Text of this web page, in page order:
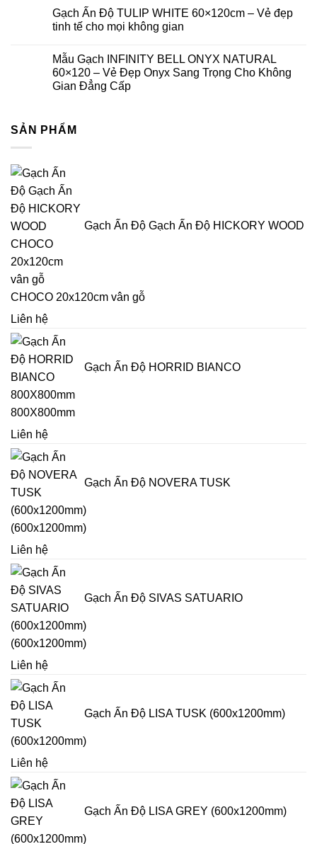
Gạch Ấn Độ TULIP WHITE 60×120cm – Vẻ đẹp
tinh tế cho mọi không gian
Mẫu Gạch INFINITY BELL ONYX NATURAL
60×120 – Vẻ Đẹp Onyx Sang Trọng Cho Không
Gian Đẳng Cấp
SẢN PHẨM
Gạch Ấn Độ Gạch Ấn Độ HICKORY WOOD
CHOCO 20x120cm vân gỗ
Liên hệ
Gạch Ấn Độ HORRID BIANCO
800X800mm
Liên hệ
Gạch Ấn Độ NOVERA TUSK
(600x1200mm)
Liên hệ
Gạch Ấn Độ SIVAS SATUARIO
(600x1200mm)
Liên hệ
Gạch Ấn Độ LISA TUSK (600x1200mm)
Liên hệ
Gạch Ấn Độ LISA GREY (600x1200mm)